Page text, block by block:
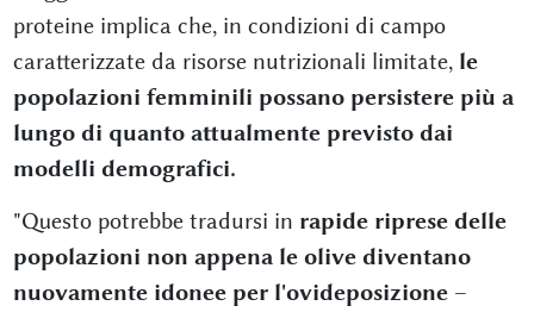
proteine implica che, in condizioni di campo
caratterizzate da risorse nutrizionali limitate, le
popolazioni femminili possano persistere più a
lungo di quanto attualmente previsto dai
modelli demografici.
"Questo potrebbe tradursi in rapide riprese delle
popolazioni non appena le olive diventano
nuovamente idonee per l'ovideposizione–